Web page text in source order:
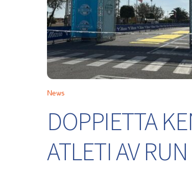
News
DOPPIETTA
ATLETI AV